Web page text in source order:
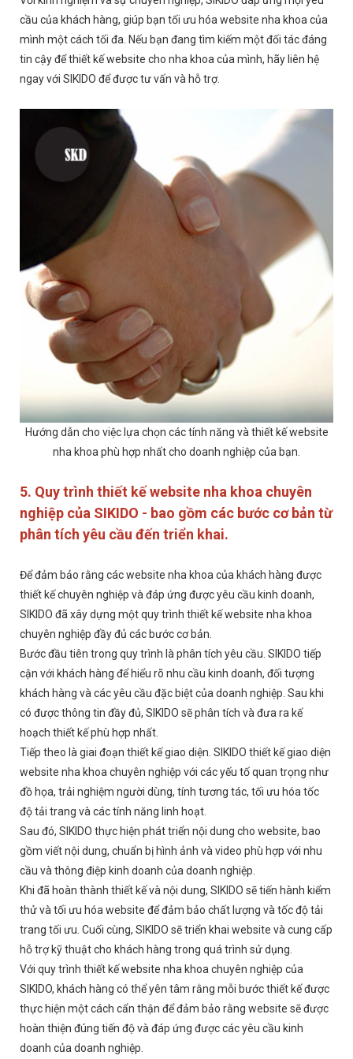
cầu của khách hàng, giúp bạn tối ưu hóa website nha khoa của
mình một cách tối đa. Nếu bạn đang tìm kiếm một đối tác đáng
tin cậy để thiết kế website cho nha khoa của mình, hãy liên hệ
ngay với SIKIDO để được tư vấn và hỗ trợ.
Hướng dẫn cho việc lựa chọn các tính năng và thiết kế website
nha khoa phù hợp nhất cho doanh nghiệp của bạn.
5. Quy trình thiết kế website nha khoa chuyên
nghiệp của SIKIDO - bao gồm các bước cơ bản từ
phân tích yêu cầu đến triển khai.
Để đảm bảo rằng các website nha khoa của khách hàng được
thiết kế chuyên nghiệp và đáp ứng được yêu cầu kinh doanh,
SIKIDO đã xây dựng một quy trình thiết kế website nha khoa
chuyên nghiệp đầy đủ các bước cơ bản.
Bước đầu tiên trong quy trình là phân tích yêu cầu. SIKIDO tiếp
cận với khách hàng để hiểu rõ nhu cầu kinh doanh, đối tượng
khách hàng và các yêu cầu đặc biệt của doanh nghiệp. Sau khi
có được thông tin đầy đủ, SIKIDO sẽ phân tích và đưa ra kế
hoạch thiết kế phù hợp nhất.
Tiếp theo là giai đoạn thiết kế giao diện. SIKIDO thiết kế giao diện
website nha khoa chuyên nghiệp với các yếu tố quan trọng như
đồ họa, trải nghiệm người dùng, tính tương tác, tối ưu hóa tốc
độ tải trang và các tính năng linh hoạt.
Sau đó, SIKIDO thực hiện phát triển nội dung cho website, bao
gồm viết nội dung, chuẩn bị hình ảnh và video phù hợp với nhu
cầu và thông điệp kinh doanh của doanh nghiệp.
Khi đã hoàn thành thiết kế và nội dung, SIKIDO sẽ tiến hành kiểm
thử và tối ưu hóa website để đảm bảo chất lượng và tốc độ tải
trang tối ưu. Cuối cùng, SIKIDO sẽ triển khai website và cung cấp
hỗ trợ kỹ thuật cho khách hàng trong quá trình sử dụng.
Với quy trình thiết kế website nha khoa chuyên nghiệp của
SIKIDO, khách hàng có thể yên tâm rằng mỗi bước thiết kế được
thực hiện một cách cẩn thận để đảm bảo rằng website sẽ được
hoàn thiện đúng tiến độ và đáp ứng được các yêu cầu kinh
doanh của doanh nghiệp.